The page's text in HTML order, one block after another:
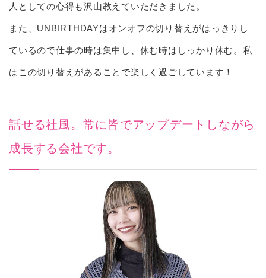
人としての心得も沢山教えていただきました。
また、UNBIRTHDAYはオンオフの切り替えがはっきりし
ているので仕事の時は集中し、休む時はしっかり休む。私
はこの切り替えがあることで楽しく過ごしています！
話せる社風。常に皆でアップデートしながら
成長する会社です。